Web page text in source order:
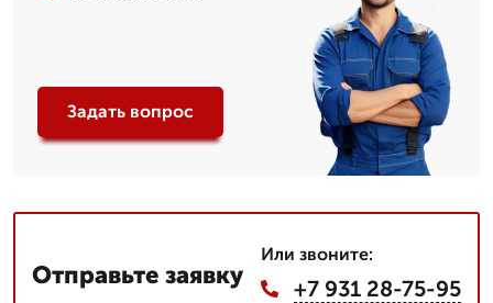
Задать вопрос
Отправьте заявку
Или звоните:
+7 931 28-75-95